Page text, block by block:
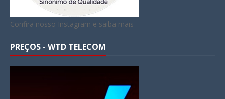
Confira nosso Instagram e saiba mais
PREÇOS - WTD TELECOM